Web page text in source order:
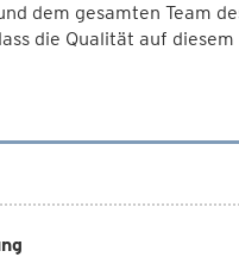
dem gesamten Team
die Qualität auf